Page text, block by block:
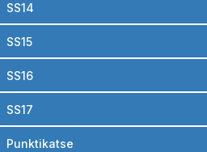
SS14
SS15
SS16
SS17
Punktikatse